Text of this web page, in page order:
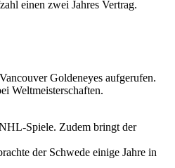
einen zwei Jahres Vertrag.
Goldeneyes aufgerufen.
Weltmeisterschaften.
Spiele. Zudem bringt der
der Schwede einige Jahre in